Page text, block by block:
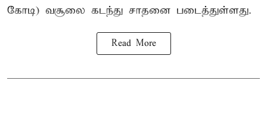
கோடி) வசூலை கடந்து சாதனை படைத்துள்ளது.
Read More